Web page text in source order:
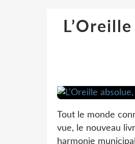
Tout le monde
vue, le nouveau
harmonie